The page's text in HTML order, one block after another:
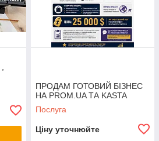
ПРОДАМ ГОТОВИЙ БІЗНЕС
НА PROM.UA ТА KASTA
Послуга
Ціну уточнюйте